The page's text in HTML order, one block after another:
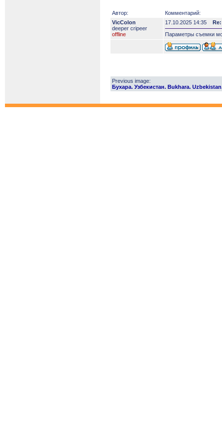
Автор:
Комментарий:
VicColon
deeper сripeer
offline
17.10.2025 14:35
Re:
Параметры съемки
Previous image:
Бухара. Узбекистан. Bukhara.